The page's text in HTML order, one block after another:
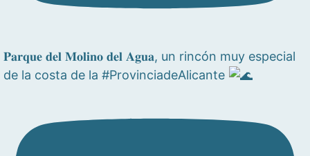
𝐏𝐚𝐫𝐪𝐮𝐞 𝐝𝐞𝐥 𝐌𝐨𝐥𝐢𝐧𝐨 𝐝𝐞𝐥 𝐀𝐠𝐮𝐚, un rincón muy especial
de la costa de la #ProvinciadeAlicante